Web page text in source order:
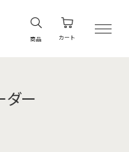
商品 カート
ダー